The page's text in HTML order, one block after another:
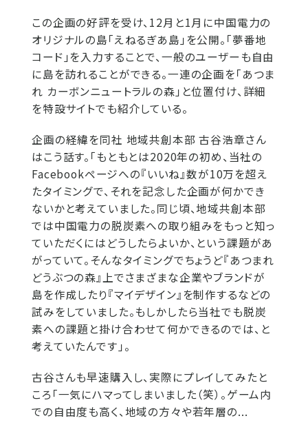
この企画の好評を受け、12月と1月に中国電力の
オリジナルの島「えねるぎあ島」を公開。「夢番地
コード」を入力することで、一般のユーザーも自由
に島を訪れることができる。一連の企画を「あつま
れ カーボンニュートラルの森」と位置付け、詳細
を特設サイトでも紹介している。
企画の経緯を同社 地域共創本部 古谷浩章さん
はこう話す。「もともとは2020年の初め、当社の
Facebookページへの『いいね』数が10万を超え
たタイミングで、それを記念した企画が何かでき
ないかと考えていました。同じ頃、地域共創本部
では中国電力の脱炭素への取り組みをもっと知っ
ていただくにはどうしたらよいか、という課題があ
がっていて。そんなタイミングでちょうど『あつまれ
どうぶつの森』上でさまざまな企業やブランドが
島を作成したり『マイデザイン』を制作するなどの
試みをしていました。もしかしたら当社でも脱炭
素への課題と掛け合わせて何かできるのでは、と
考えていたんです」。
古谷さんも早速購入し、実際にプレイしてみたと
ころ「一気にハマってしまいました（笑）。ゲーム内
での自由度も高く、地域の方々や若年層の...